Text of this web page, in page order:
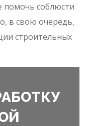
помочь соблюсти
в свою очередь,
строительных